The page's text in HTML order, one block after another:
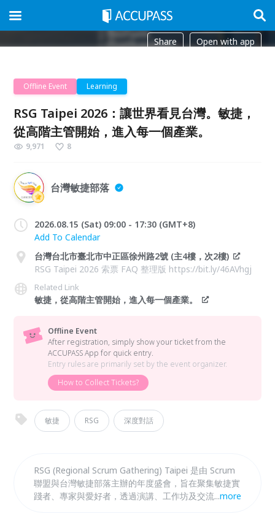
Share Open with app
Offline Event Learning
RSG Taipei 2026：讓世界看見台灣。敏捷，
從高階主管開始，進入每一個產業。
9,971 8
台灣敏捷部落
2026.08.15 (Sat) 09:00 - 17:30 (GMT+8)
Add To Calendar
台灣台北市臺北市中正區徐州路2號 (主4樓，次2樓)
RSG Taipei 2026 索票 FAQ 整理版 https://bit.ly/46AVhgj
Related Link
敏捷，從高階主管開始，進入每一個產業。
Offline Event
After registration, simply show your ticket from the
ACCUPASS App for quick entry.
Entry rules are primarily set by the event organizer.
How to Collect Tickets?
敏捷 RSG 深度對話
RSG (Regional Scrum Gathering) Taipei 是由 Scrum
聯盟與台灣敏捷部落主辦的年度盛會，旨在聚集敏捷實
踐者、專家與愛好者，透過演講、工作坊及交流分享最
...more